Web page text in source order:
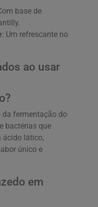
base de
: Um refrescante no
ao usar
da fermentação do
bactérias que
ácido lático,
único e
em